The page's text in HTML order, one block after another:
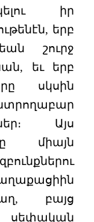
իր
երբ
շուրջ
եւ երբ
սկսին
Այս
միայն
բայց
սեփական